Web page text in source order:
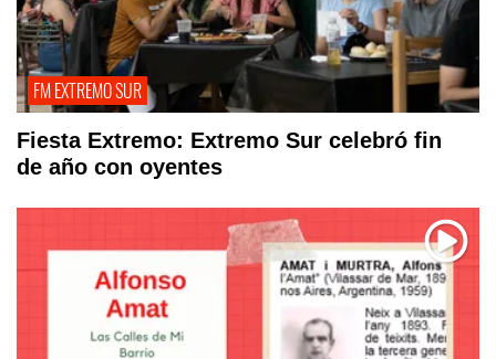
FM EXTREMO SUR
Fiesta Extremo: Extremo Sur celebró fin
de año con oyentes